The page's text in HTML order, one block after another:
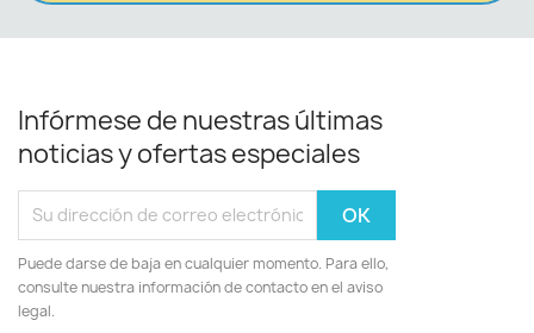
Infórmese de nuestras últimas
noticias y ofertas especiales
Puede darse de baja en cualquier momento. Para ello,
consulte nuestra información de contacto en el aviso
legal.